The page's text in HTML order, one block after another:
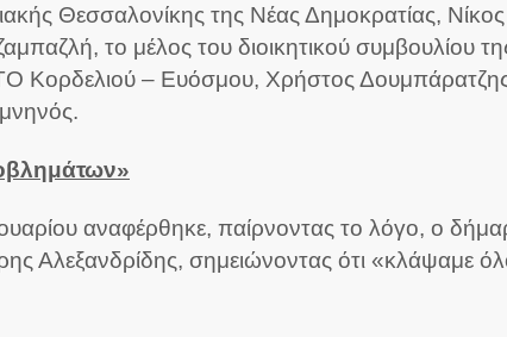
Θεσσαλονίκης της Νέας Δημοκρατίας,
το μέλος του διοικητικού συμβουλίου
– Ευόσμου, Χρήστος Δουμπάρατζης,
αναφέρθηκε, παίρνοντας το λόγο, ο
σημειώνοντας ότι «κλάψαμε όλοι